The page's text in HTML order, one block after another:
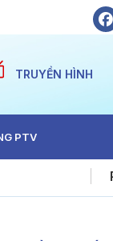
TRUYỀN HÌNH
PTV
Bản tin